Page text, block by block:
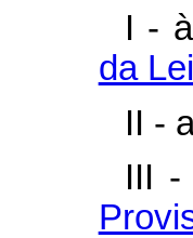
I -
da
II -
III -